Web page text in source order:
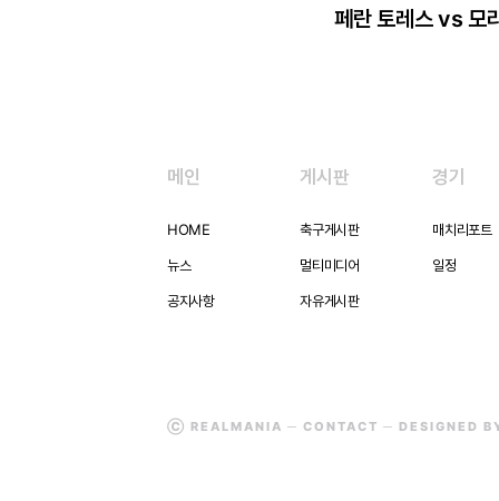
페란 토레스 vs 모
메인
HOME
뉴스
공지사항
게시판
축구게시판
멀티미디어
자유게시판
경기
매치리포트
일정
Ⓒ REALMANIA ─ CONTACT ─ DESIGNED